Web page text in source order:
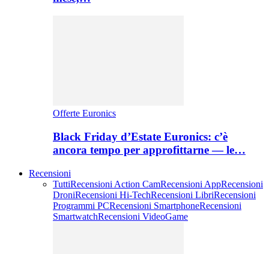
Offerte Euronics
Black Friday d’Estate Euronics: c’è
ancora tempo per approfittarne — le…
Recensioni
TuttiRecensioni Action CamRecensioni AppRecensioni
DroniRecensioni Hi-TechRecensioni LibriRecensioni
Programmi PCRecensioni SmartphoneRecensioni
SmartwatchRecensioni VideoGame